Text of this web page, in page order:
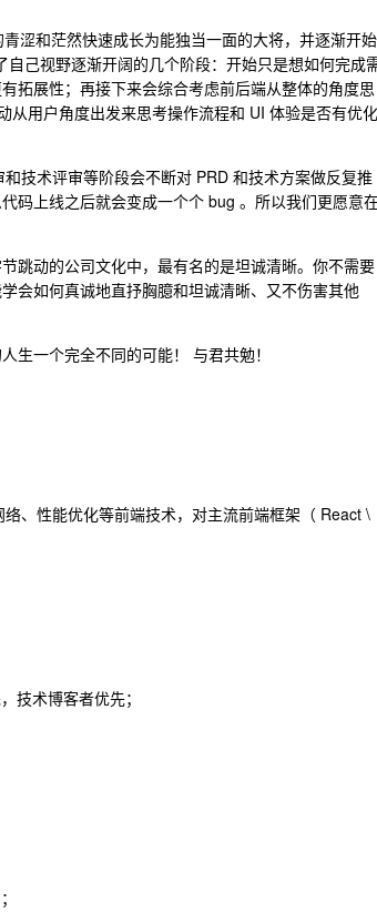
涩和茫然快速成长为能独当一面的大将，并逐渐开始
己视野逐渐开阔的几个阶段：开始只是想如何完成
拓展性；再接下来会综合考虑前后端从整体的角度思
从用户角度出发来思考操作流程和 UI 体验是否有优化
技术评审等阶段会不断对 PRD 和技术方案做反复推
码上线之后就会变成一个个 bug 。所以我们更愿意
跳动的公司文化中，最有名的是坦诚清晰。你不需要
会如何真诚地直抒胸臆和坦诚清晰、又不伤害其他
生一个完全不同的可能！ 与君共勉！
、性能优化等前端技术，对主流前端框架（ React \
技术博客者优先；